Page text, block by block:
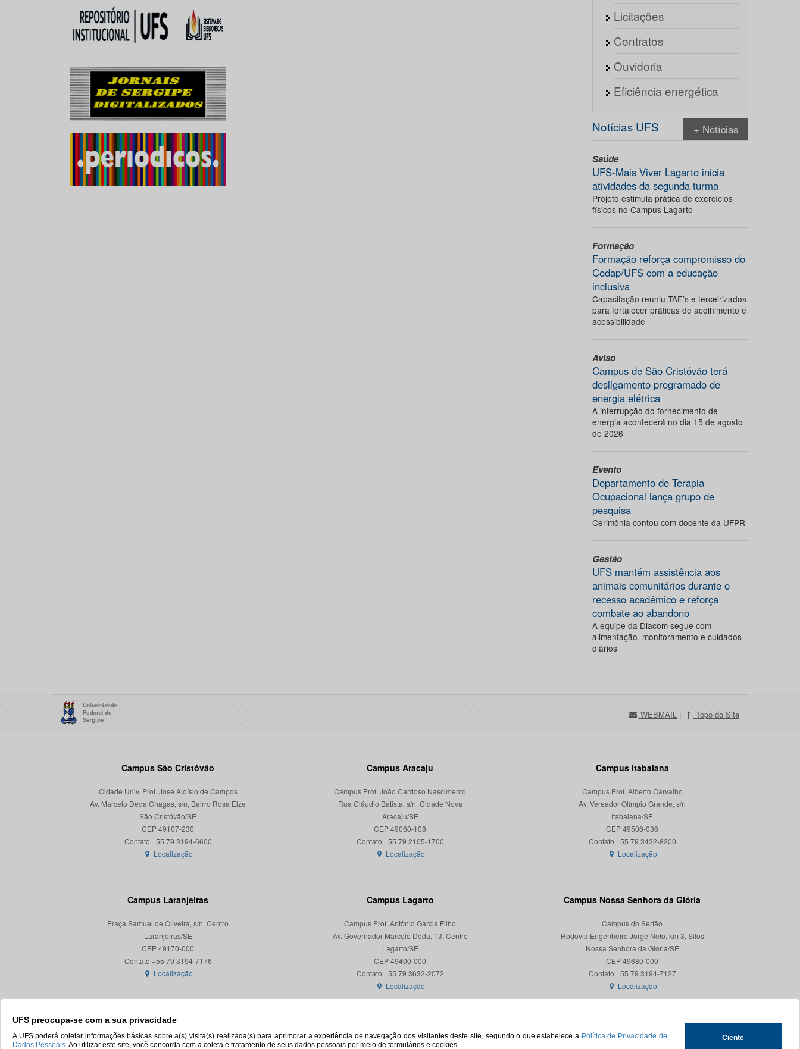
UFS preocupa-se com a sua privacidade
A UFS poderá coletar informações básicas sobre a(s) visita(s) realizada(s) para aprimorar a experiência de navegação dos visitantes deste site, segundo o que estabelece a Política de Privacidade de
Dados Pessoais.Ao utilizar este site, você concorda com a coleta e tratamento de seus dados pessoais por meio de formulários e cookies.
Ciente
Licitações
Contratos
Ouvidoria
Eficiência energética
Notícias UFS + Notícias
Saúde
UFS-Mais Viver Lagarto inicia
atividades da segunda turma
Projeto estimula prática de exercícios
físicos no Campus Lagarto
Formação
Formação reforça compromisso do
Codap/UFS com a educação
inclusiva
Capacitação reuniu TAE’s e terceirizados
para fortalecer práticas de acolhimento e
acessibilidade
Aviso
Campus de São Cristóvão terá
desligamento programado de
energia elétrica
A interrupção do fornecimento de
energia acontecerá no dia 15 de agosto
de 2026
Evento
Departamento de Terapia
Ocupacional lança grupo de
pesquisa
Cerimônia contou com docente da UFPR
Gestão
UFS mantém assistência aos
animais comunitários durante o
recesso acadêmico e reforça
combate ao abandono
A equipe da Diacom segue com
alimentação, monitoramento e cuidados
diários
WEBMAIL | Topo do Site
Campus São Cristóvão
Cidade Univ. Prof. José Aloísio de Campos
Av. Marcelo Deda Chagas, s/n, Bairro Rosa Elze
São Cristóvão/SE
CEP 49107-230
Localização
Campus Aracaju
Campus Prof. João Cardoso Nascimento
Rua Cláudio Batista, s/n, Cidade Nova
Aracaju/SE
CEP 49060-108
Localização
Campus Itabaiana
Campus Prof. Alberto Carvalho
Av. Vereador Olímpio Grande, s/n
Itabaiana/SE
CEP 49506-036
Localização
Campus Laranjeiras
Praça Samuel de Oliveira, s/n, Centro
Laranjeiras/SE
CEP 49170-000
Localização
Campus Lagarto
Campus Prof. Antônio Garcia Filho
Av. Governador Marcelo Déda, 13, Centro
Lagarto/SE
CEP 49400-000
Localização
Campus Nossa Senhora da Glória
Campus do Sertão
Rodovia Engenheiro Jorge Neto, km 3, Silos
Nossa Senhora da Glória/SE
CEP 49680-000
Contato +55 79 3194-7127
Localização